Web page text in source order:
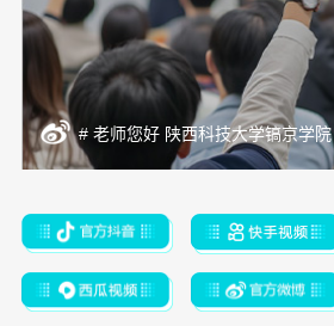
# 老师您好 陕西科技大学镐京学院